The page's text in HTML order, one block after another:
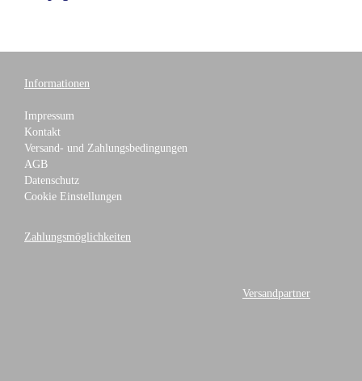
Informationen
Impressum
Kontakt
Versand- und Zahlungsbedingungen
AGB
Datenschutz
Cookie Einstellungen
Zahlungsmöglichkeiten
Versandpartner